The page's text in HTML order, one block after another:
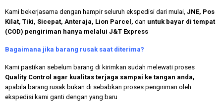
Kami bekerjasama dengan hampir seluruh ekspedisi dari mulai, JNE, Pos
Kilat, Tiki, Sicepat, Anteraja, Lion Parcel, dan untuk bayar di tempat
(COD) pengiriman hanya melalui J&T Express
Bagaimana jika barang rusak saat diterima?
Kami pastikan sebelum barang di kirimkan sudah melewati proses
Quality Control agar kualitas terjaga sampai ke tangan anda,
apabila barang rusak bukan di sebabkan proses pengiriman oleh
ekspedisi kami ganti dengan yang baru